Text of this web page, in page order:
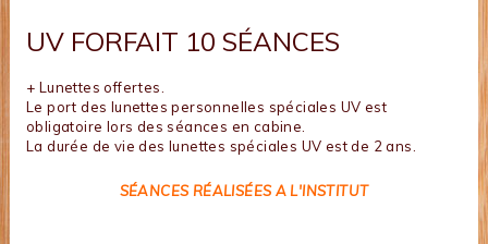
UV FORFAIT 10 SÉANCES
+ Lunettes offertes.
Le port des lunettes personnelles spéciales UV est
obligatoire lors des séances en cabine.
La durée de vie des lunettes spéciales UV est de 2 ans.
SÉANCES RÉALISÉES A L'INSTITUT